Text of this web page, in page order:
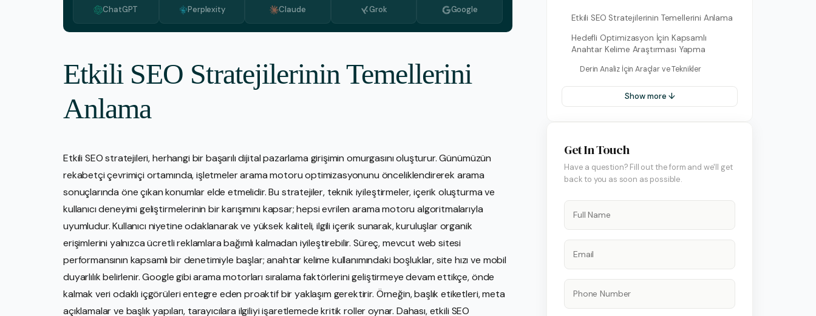
Medya İzleme
PR Hizmeti
Video Üretimi
Walmart Yönetimi
Shopify Yönetimi
Etsy Yönetimi
ChatGPT Perplexity Claude Grok Google
Etkili SEO Stratejilerinin Temellerini
Anlama
Etkili SEO stratejileri, herhangi bir başarılı dijital pazarlama girişimin omurgasını oluşturur. Günümüzün
rekabetçi çevrimiçi ortamında, işletmeler arama motoru optimizasyonunu önceliklendirerek arama
sonuçlarında öne çıkan konumlar elde etmelidir. Bu stratejiler, teknik iyileştirmeler, içerik oluşturma ve
kullanıcı deneyimi geliştirmelerinin bir karışımını kapsar; hepsi evrilen arama motoru algoritmalarıyla
uyumludur. Kullanıcı niyetine odaklanarak ve yüksek kaliteli, ilgili içerik sunarak, kuruluşlar organik
erişimlerini yalnızca ücretli reklamlara bağımlı kalmadan iyileştirebilir. Süreç, mevcut web sitesi
performansının kapsamlı bir denetimiyle başlar; anahtar kelime kullanımındaki boşluklar, site hızı ve mobil
duyarlılık belirlenir. Google gibi arama motorları sıralama faktörlerini geliştirmeye devam ettikçe, önde
kalmak veri odaklı içgörüleri entegre eden proaktif bir yaklaşım gerektirir. Örneğin, başlık etiketleri, meta
açıklamalar ve başlık yapıları, tarayıcılara ilgiliyi işaretlemede kritik roller oynar. Dahası, etkili SEO
Etkili SEO Stratejilerinin Temellerini Anlama
Hedefli Optimizasyon İçin Kapsamlı
Anahtar Kelime Araştırması Yapma
Derin Analiz İçin Araçlar ve Teknikler
Show more ↓
Get In Touch
Have a question? Fill out the form and we'll get
back to you as soon as possible.